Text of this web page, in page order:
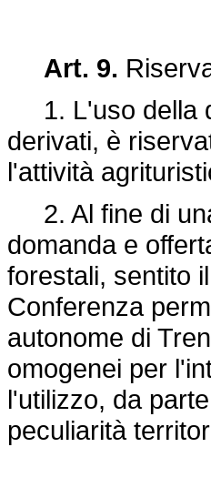
Art. 9.
1. L'uso della
derivati, è
l'attività
2. Al fine di
domanda e
forestali, sentito
Conferenza
autonome di
omogenei per
l'utilizzo, da
peculiarità